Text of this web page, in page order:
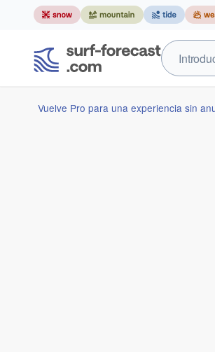
Vuelve Pro para una experiencia sin